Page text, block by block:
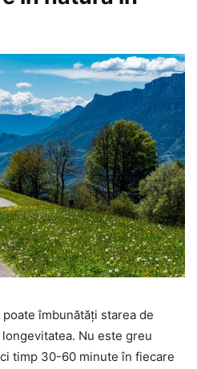
îmbunătăți starea de
Nu este greu
timp 30-60 minute în fiecare